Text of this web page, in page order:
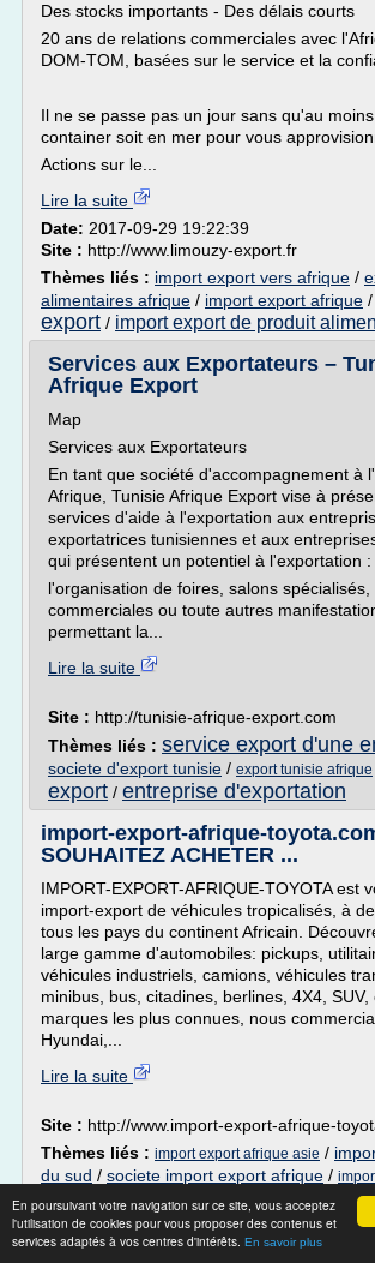
En poursuivant votre navigation sur ce site, vous acceptez
l'utilisation de cookies pour vous proposer des contenus et
services adaptés à vos centres d'intérêts. En savoir plus
Des stocks importants - Des délais courts
20 ans de relations commerciales avec
DOM-TOM, basées sur le service et la
Il ne se passe pas un jour sans qu'au
container soit en mer pour vous
Actions sur le...
Lire la suite
Date: 2017-09-29 19:22:39
Site : http://www.limouzy-export.fr
Thèmes liés : import export vers afrique /
alimentaires afrique / import export afrique /
export / import export de produit
Services aux Exportateurs –
Afrique Export
Map
Services aux Exportateurs
En tant que société d'accompagnement à
Afrique, Tunisie Afrique Export vise à
services d'aide à l'exportation aux
exportatrices tunisiennes et aux
qui présentent un potentiel à l'exportation :
l'organisation de foires, salons
commerciales ou toute autres
permettant la...
Lire la suite
Site : http://tunisie-afrique-export.com
Thèmes liés : service export d'une
societe d'export tunisie / export tunisie afrique
export / entreprise d'exportation
import-export-afrique-
SOUHAITEZ ACHETER ...
IMPORT-EXPORT-AFRIQUE-TOYOTA est
import-export de véhicules tropicalisés, à
tous les pays du continent Africain.
large gamme d'automobiles: pickups,
véhicules industriels, camions, véhicules
minibus, bus, citadines, berlines, 4X4,
marques les plus connues, nous
Hyundai,...
Lire la suite
Site : http://www.import-export-afrique-
Thèmes liés : import export afrique asie /
du sud / societe import export afrique /
belgique
import export afrique
Export vers l'Afrique. Négoce